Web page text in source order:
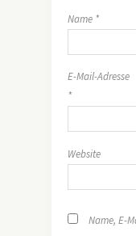
Name *
E-Mail-Adresse
*
Website
Name, E-